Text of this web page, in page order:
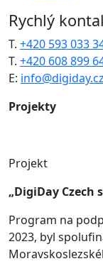
Rychlý
T. +420 593 033
T. +420 608 899
E: info@digiday.cz
Projekty
Projekt
„DigiDay Czech
Program na
2023, byl